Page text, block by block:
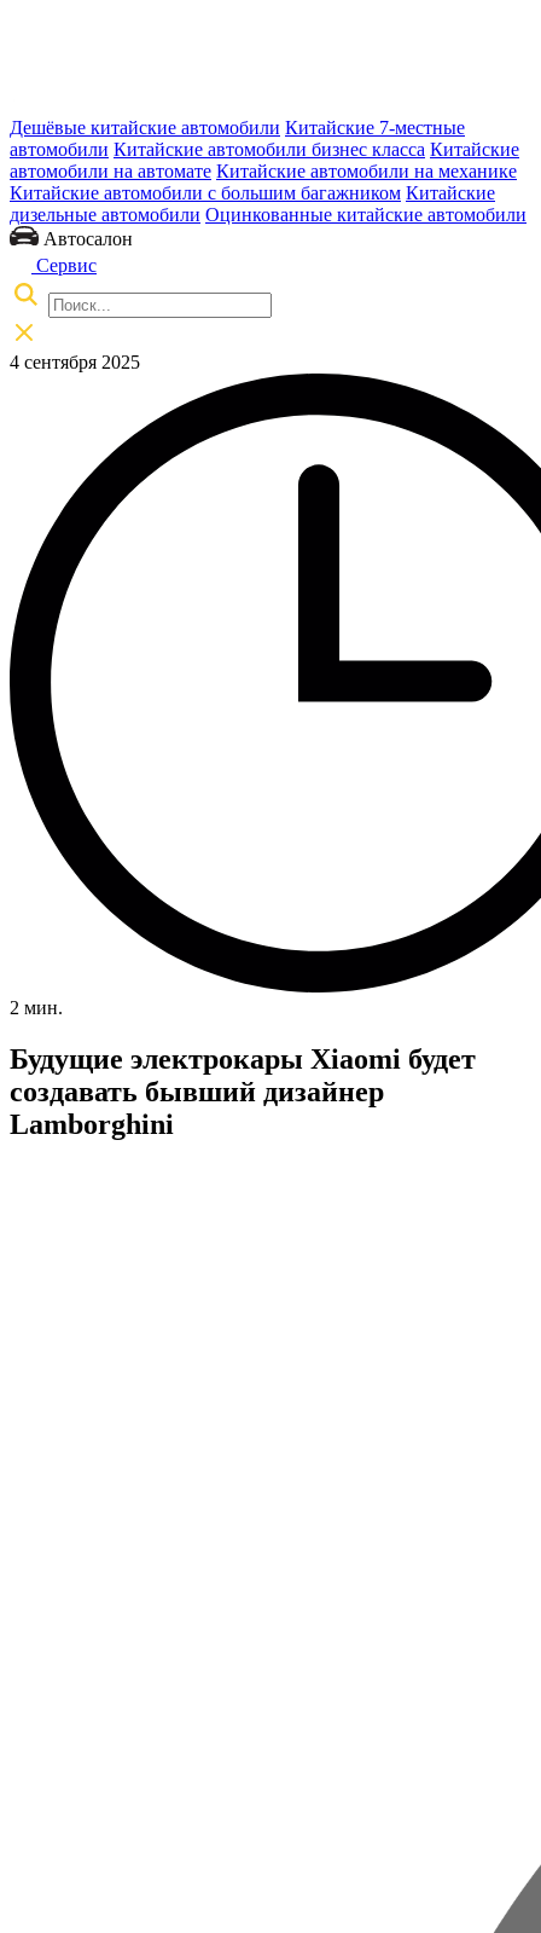
Дешёвые китайские автомобили Китайские 7-местные
автомобили Китайские автомобили бизнес класса Китайские
автомобили на автомате Китайские автомобили на механике
Китайские автомобили с большим багажником Китайские
дизельные автомобили Оцинкованные китайские автомобили
Автосалон
Сервис
4 сентября 2025
2 мин.
Будущие электрокары Xiaomi будет
создавать бывший дизайнер
Lamborghini